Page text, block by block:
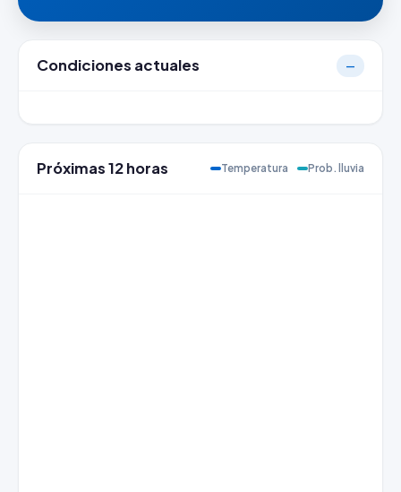
Condiciones actuales —
Próximas 12 horas Temperatura Prob. lluvia